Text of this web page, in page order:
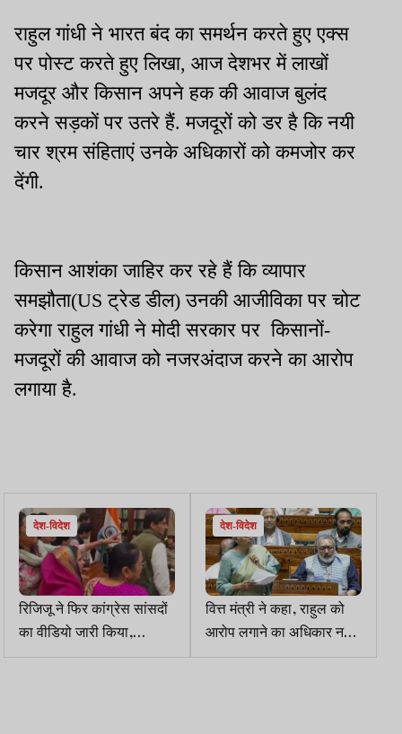
राहुल गांधी ने भारत बंद का समर्थन करते हुए एक्स
पर पोस्ट करते हुए लिखा, आज देशभर में लाखों
मजदूर और किसान अपने हक की आवाज बुलंद
करने सड़कों पर उतरे हैं. मजदूरों को डर है कि नयी
चार श्रम संहिताएं उनके अधिकारों को कमजोर कर
देंगी.
किसान आशंका जाहिर कर रहे हैं कि व्यापार
समझौता(US ट्रेड डील) उनकी आजीविका पर चोट
करेगा राहुल गांधी ने मोदी सरकार पर किसानों-
मजदूरों की आवाज को नजरअंदाज करने का आरोप
लगाया है.
देश-विदेश
रिजिजू ने फिर कांग्रेस सांसदों
का वीडियो जारी किया,
दोहराया, स्पीकर को गालियां
देश-विदेश
वित्त मंत्री ने कहा, राहुल को
आरोप लगाने का अधिकार नहीं,
कांग्रेस के साथ चलकर